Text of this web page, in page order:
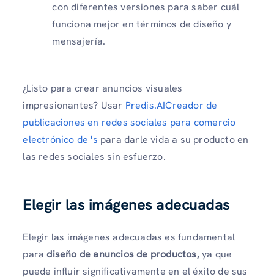
con diferentes versiones para saber cuál
funciona mejor en términos de diseño y
mensajería.
¿Listo para crear anuncios visuales
impresionantes? Usar Predis.AICreador de
publicaciones en redes sociales para comercio
electrónico de 's para darle vida a su producto en
las redes sociales sin esfuerzo.
Elegir las imágenes adecuadas
Elegir las imágenes adecuadas es fundamental
paradiseño de anuncios de productos,ya que
puede influir significativamente en el éxito de sus